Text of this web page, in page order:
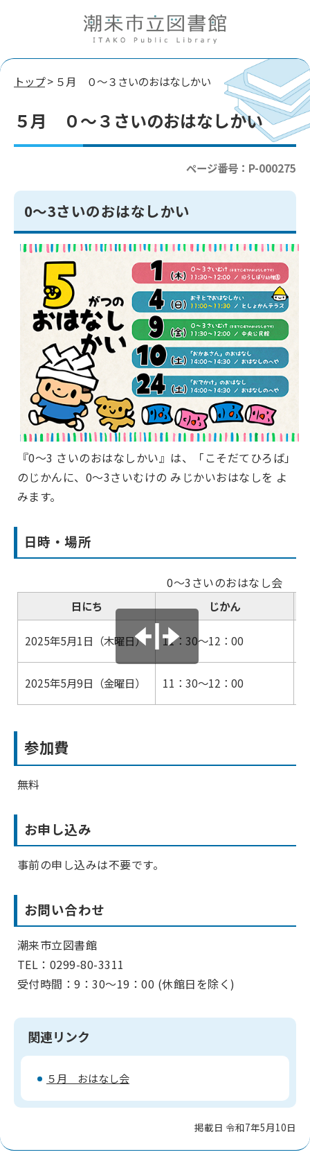
トップ> ５月 ０～３さいのおはなしかい
５月 ０～３さいのおはなしかい
ページ番号：P-000275
0～3さいのおはなしかい
『0～3 さいのおはなしかい』は、「こそだてひろば」
のじかんに、0～3さいむけの みじかいおはなしを よ
みます。
日時・場所
0～3さいのおはなし会
日にち じかん
2025年5月1日（木曜日） 11：30～12：00
2025年5月9日（金曜日） 11：30～12：00
参加費
無料
お申し込み
事前の申し込みは不要です。
お問い合わせ
潮来市立図書館
TEL：0299-80-3311
受付時間：9：30～19：00 (休館日を除く)
関連リンク
５月 おはなし会
掲載日 令和7年5月10日